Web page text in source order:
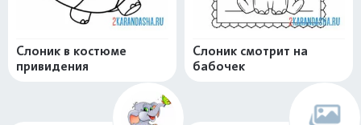
Слоник в костюме
привидения
Слоник смотрит на
бабочек